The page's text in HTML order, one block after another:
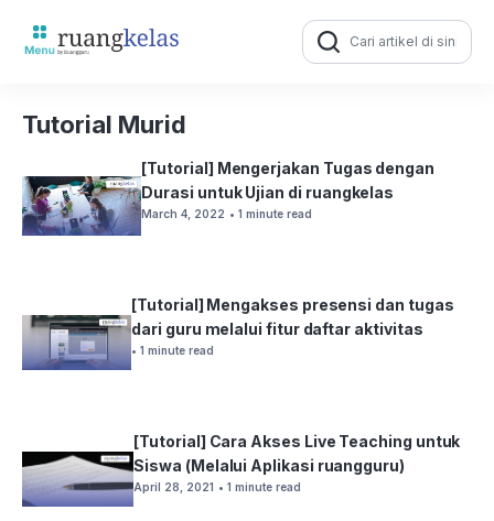
Search
for:
Tutorial Murid
[Tutorial] Mengerjakan Tugas dengan
Durasi untuk Ujian di ruangkelas
March 4, 2022 • 1 minute read
[Tutorial] Mengakses presensi dan tugas
dari guru melalui fitur daftar aktivitas
• 1 minute read
[Tutorial] Cara Akses Live Teaching untuk
Siswa (Melalui Aplikasi ruangguru)
April 28, 2021 • 1 minute read